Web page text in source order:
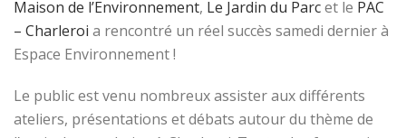
Maison de l’Environnement, Le Jardin du Parcet le PAC
– Charleroi a rencontré un réel succès samedi dernier à
Espace Environnement !
Le public est venu nombreux assister aux différents
ateliers, présentations et débats autour du thème de